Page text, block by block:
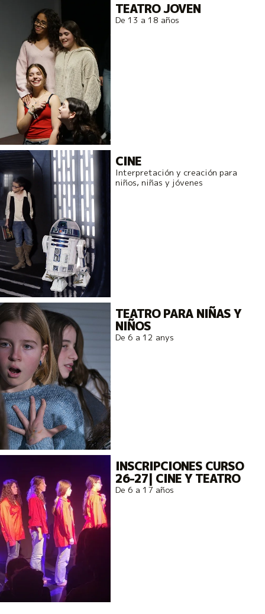
TEATRO JOVEN
De 13 a 18 años
CINE
Interpretación y creación para
niños, niñas y jóvenes
TEATRO PARA NIÑAS Y
NIÑOS
De 6 a 12 anys
INSCRIPCIONES CURSO
26-27| CINE Y TEATRO
De 6 a 17 años